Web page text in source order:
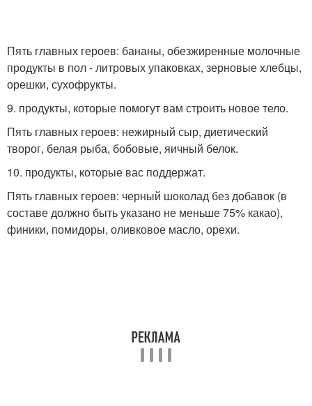
Пять главных героев: бананы, обезжиренные молочные
продукты в пол - литровых упаковках, зерновые хлебцы,
орешки, сухофрукты.
9. продукты, которые помогут вам строить новое тело.
Пять главных героев: нежирный сыр, диетический
творог, белая рыба, бобовые, яичный белок.
10. продукты, которые вас поддержат.
Пять главных героев: черный шоколад без добавок (в
составе должно быть указано не меньше 75% какао),
финики, помидоры, оливковое масло, орехи.